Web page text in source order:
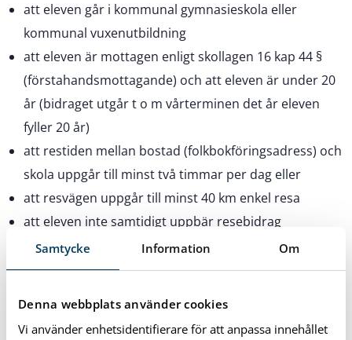
Samtycke Information Om
Denna webbplats använder cookies
Vi använder enhetsidentifierare för att anpassa innehållet
att eleven går i kommunal gymnasieskola eller
kommunal vuxenutbildning
att eleven är mottagen enligt skollagen 16 kap 44 §
(förstahandsmottagande) och att eleven är under 20
år (bidraget utgår t o m vårterminen det år eleven
fyller 20 år)
att restiden mellan bostad (folkbokföringsadress) och
skola uppgår till minst två timmar per dag eller
att resvägen uppgår till minst 40 km enkel resa
att eleven inte samtidigt uppbär resebidrag
Elever som blir mottagna i andra hand (frisök) är inte
Endast om ansökan om inackorderingsbidrag avslås får
den sökande ett skriftligt meddelande.